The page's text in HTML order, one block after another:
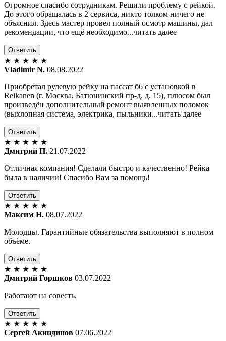
Огромное спасибо сотрудникам. Решили проблему с рейкой.
До этого обращалась в 2 сервиса, никто толком ничего не
объяснил. Здесь мастер провел полный осмотр машины, дал
рекомендации, что ещё необходимо...читать далее
Ответить
★ ★ ★ ★ ★
Vladimir N. 08.08.2022
Приобретал рулевую рейку на пассат б6 с установкой в
Reikanen (г. Москва, Батюнинский пр-д, д. 15), плюсом был
произведён дополнительный ремонт выявленных поломок
(выхлопная система, электрика, пыльники...читать далее
Ответить
★ ★ ★ ★ ★
Дмитрий П. 21.07.2022
Отличная компания! Сделали быстро и качественно! Рейка
была в наличии! Спасибо Вам за помощь!
Ответить
★ ★ ★ ★ ★
Максим Н. 08.07.2022
Молодцы. Гарантийные обязательства выполняют в полном
объёме.
Ответить
★ ★ ★ ★ ★
Дмитрий Горшков 03.07.2022
Работают на совесть.
Ответить
★ ★ ★ ★ ★
Сергей Акиндинов 07.06.2022